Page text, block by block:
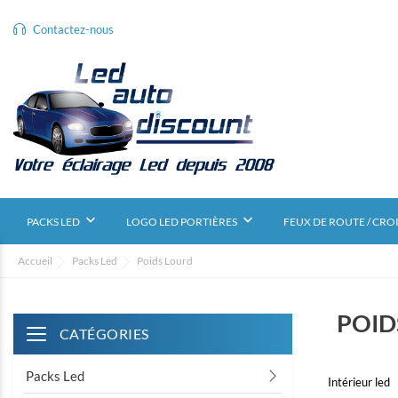
Contactez-nous
PACKS LED keyboard_arrow_down LOGO LED PORTIÈRES keyboard_arrow_down FEUX DE ROUTE /
Accueil Packs Led Poids Lourd
Toggle navigation
CATÉGORIES
Packs Led
Nouveauté
Angel Eyes BMW
Meilleurs tarif web
Intérieur led